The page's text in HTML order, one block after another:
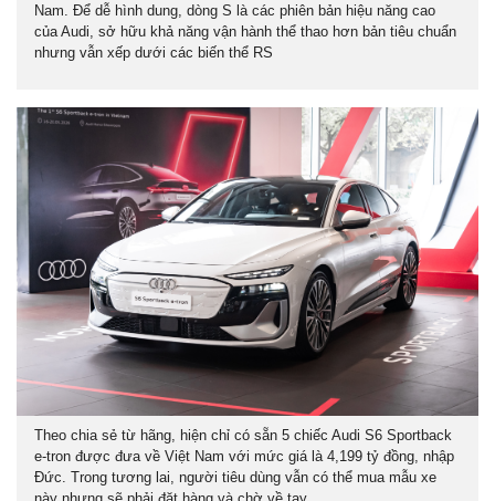
Nam. Để dễ hình dung, dòng S là các phiên bản hiệu năng cao
của Audi, sở hữu khả năng vận hành thể thao hơn bản tiêu chuẩn
nhưng vẫn xếp dưới các biến thể RS
Theo chia sẻ từ hãng, hiện chỉ có sẵn 5 chiếc Audi S6 Sportback
e-tron được đưa về Việt Nam với mức giá là 4,199 tỷ đồng, nhập
Đức. Trong tương lai, người tiêu dùng vẫn có thể mua mẫu xe